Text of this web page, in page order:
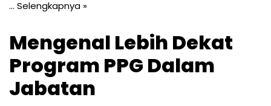
… Selengkapnya »
Mengenal Lebih Dekat
Program PPG Dalam
Jabatan